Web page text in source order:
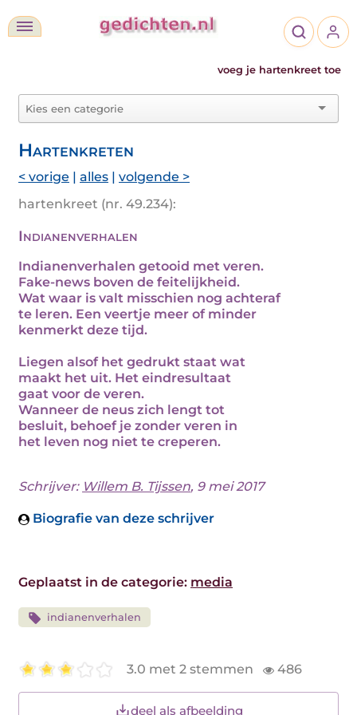
voeg je hartenkreet toe
Hartenkreten
< vorige | alles | volgende >
hartenkreet (nr. 49.234):
Indianenverhalen
Indianenverhalen getooid met veren.
Fake-news boven de feitelijkheid.
Wat waar is valt misschien nog achteraf
te leren. Een veertje meer of minder
kenmerkt deze tijd.
Liegen alsof het gedrukt staat wat
maakt het uit. Het eindresultaat
gaat voor de veren.
Wanneer de neus zich lengt tot
besluit, behoef je zonder veren in
het leven nog niet te creperen.
Schrijver: Willem B. Tijssen, 9 mei 2017
Biografie van deze schrijver
Geplaatst in de categorie: media
indianenverhalen
3.0 met 2 stemmen 486
deel als afbeelding